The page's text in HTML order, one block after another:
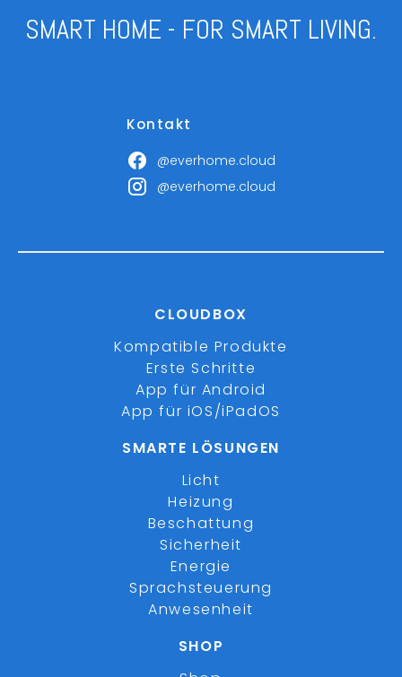
SMART HOME - FOR SMART LIVING.
Kontakt
@everhome.cloud
@everhome.cloud
CLOUDBOX
Kompatible Produkte
Erste Schritte
App für Android
App für iOS/iPadOS
SMARTE LÖSUNGEN
Licht
Heizung
Beschattung
Sicherheit
Energie
Sprachsteuerung
Anwesenheit
SHOP